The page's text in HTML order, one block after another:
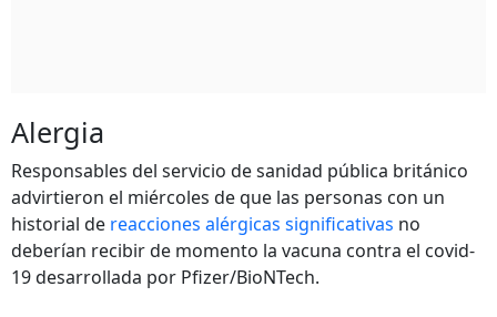
Alergia
Responsables del servicio de sanidad pública británico
advirtieron el miércoles de que las personas con un
historial de reacciones alérgicas significativas no
deberían recibir de momento la vacuna contra el covid-
19 desarrollada por Pfizer/BioNTech.